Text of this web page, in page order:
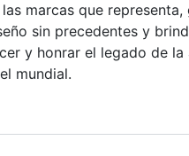
marcas que representa,
sin precedentes y
y honrar el legado de la
mundial.